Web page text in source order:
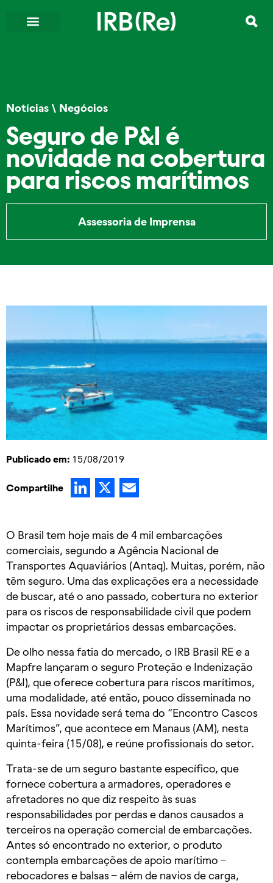
Notícias \ Negócios
Seguro de P&I é
novidade na cobertura
para riscos marítimos
Assessoria de Imprensa
Publicado em: 15/08/2019
Compartilhe LinkedIn
X
O Brasil tem hoje mais de 4 mil embarcações
comerciais, segundo a Agência Nacional de
Transportes Aquaviários (Antaq). Muitas, porém, não
têm seguro. Uma das explicações era a necessidade
de buscar, até o ano passado, cobertura no exterior
para os riscos de responsabilidade civil que podem
impactar os proprietários dessas embarcações.
De olho nessa fatia do mercado, o IRB Brasil RE e a
Mapfre lançaram o seguro Proteção e Indenização
(P&I), que oferece cobertura para riscos marítimos,
uma modalidade, até então, pouco disseminada no
país. Essa novidade será tema do “Encontro Cascos
Marítimos”, que acontece em Manaus (AM), nesta
quinta-feira (15/08), e reúne profissionais do setor.
Trata-se de um seguro bastante específico, que
fornece cobertura a armadores, operadores e
afretadores no que diz respeito às suas
responsabilidades por perdas e danos causados a
terceiros na operação comercial de embarcações.
Antes só encontrado no exterior, o produto
contempla embarcações de apoio marítimo –
rebocadores e balsas – além de navios de carga,